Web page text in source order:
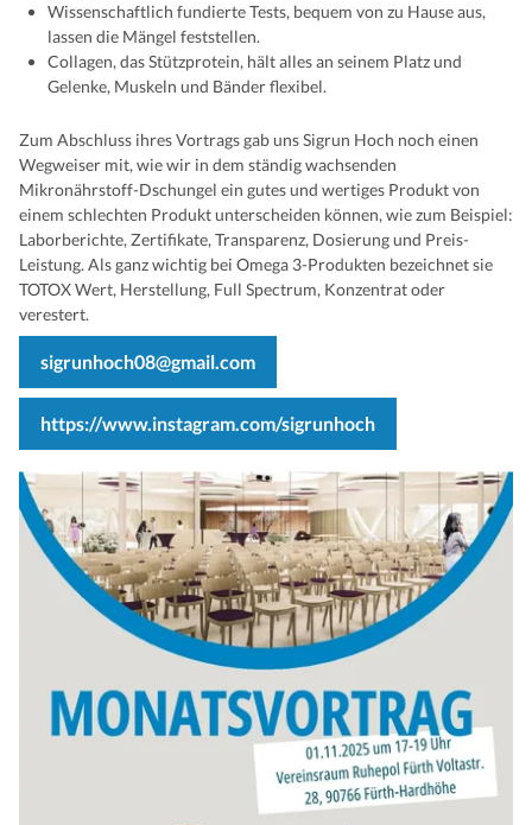
Wissenschaftlich fundierte Tests, bequem von zu Hause aus,
lassen die Mängel feststellen.
Collagen, das Stützprotein, hält alles an seinem Platz und
Gelenke, Muskeln und Bänder flexibel.
Zum Abschluss ihres Vortrags gab uns Sigrun Hoch noch einen
Wegweiser mit, wie wir in dem ständig wachsenden
Mikronährstoff-Dschungel ein gutes und wertiges Produkt von
einem schlechten Produkt unterscheiden können, wie zum Beispiel:
Laborberichte, Zertifikate, Transparenz, Dosierung und Preis-
Leistung. Als ganz wichtig bei Omega 3-Produkten bezeichnet sie
TOTOX Wert, Herstellung, Full Spectrum, Konzentrat oder
verestert.
sigrunhoch08@gmail.com
https://www.instagram.com/sigrunhoch